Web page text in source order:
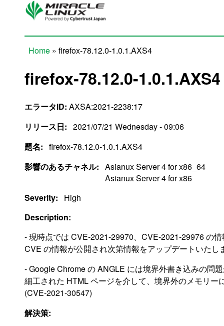
Skip to main content
Home » firefox-78.12.0-1.0.1.AXS4
firefox-78.12.0-1.0.1.AXS4
エラータID: AXSA:2021-2238:17
リリース日: 2021/07/21 Wednesday - 09:06
題名: firefox-78.12.0-1.0.1.AXS4
影響のあるチャネル: Asianux Server 4 for x86_64
Asianux Server 4 for x86
Severity:
High
Description:
- 現時点では CVE-2021-29970、CVE-2021-29976 の
CVE の情報が公開され次第情報をアップデートいたし
- Google Chrome の ANGLE には境界外書き込みの問
細工された HTML ページを介して、境界外のメモリー
(CVE-2021-30547)
解決策: